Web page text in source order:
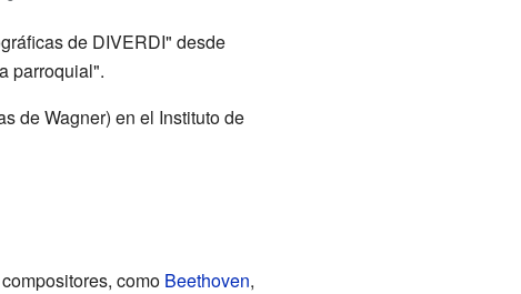
de DIVERDI" desde
parroquial".
de Wagner) en el Instituto de
como Beethoven,